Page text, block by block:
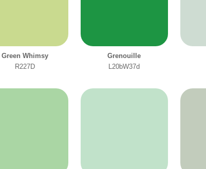
Green Whimsy
R227D
Grenouille
L20bW37d